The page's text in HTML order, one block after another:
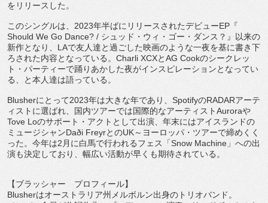
をリリースした。
このシングルは、2023年半ばにリリースされたデビューEP『
Should We Go Dance? / シュッド・ウィ・ゴー・ダンス？』以来の
新作となり、 LAで友人達と過ごした映画のような一夜を基に書き下
ろされた内容となっている。Charli XCXとAG Cookのシークレッ
ト・ パーティーで踊りあかした夜がインスピレーションとなってい
る、
と本人達は語っている。
Blusherにとって2023年は大きな年であり、 SpotifyのRADARアーテ
ィストに選ばれ、
国内ツアーでは国際的なアーティストAuroraや
Tove Loのサポート・アクトとして出演、 年末にはアイスランドの
ミュージシャンDaði FreyrとのUK～ヨーロッパ・ツアーで締めくく
った。 今年は2月に白馬で行われるフェス「Snow Machine」への出
演も決定しており、 幅広い活動が早くも期待されている。
【ブラッシャー プロフィール】
Blusherはオーストラリア州メルボルン出身のトリオバンド 。